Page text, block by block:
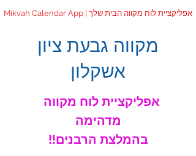
Mikvah Calendar App | אפליקציית לוח מקווה הבית שלך
מקווה גבעת ציון
אשקלון
מדהימה
!!בהמלצת הרבנים